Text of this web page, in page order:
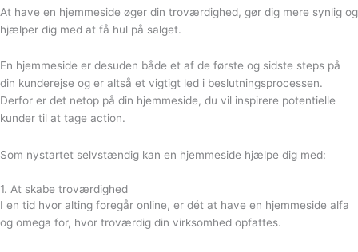
At have en hjemmeside øger din troværdighed, gør dig mere synlig og
hjælper dig med at få hul på salget.
En hjemmeside er desuden både et af de første og sidste steps på
din kunderejse og er altså et vigtigt led i beslutningsprocessen.
Derfor er det netop på din hjemmeside, du vil inspirere potentielle
kunder til at tage action.
Som nystartet selvstændig kan en hjemmeside hjælpe dig med:
1. At skabe troværdighed
I en tid hvor alting foregår online, er dét at have en hjemmeside alfa
og omega for, hvor troværdig din virksomhed opfattes.